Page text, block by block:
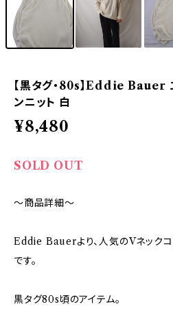
【黒タグ・80s】Eddie Bauer
ンニット 白
¥8,480
SOLD OUT
～商品詳細～
Eddie Bauerより、人気のVネックコ
です。
黒タグ80s頃のアイテム。